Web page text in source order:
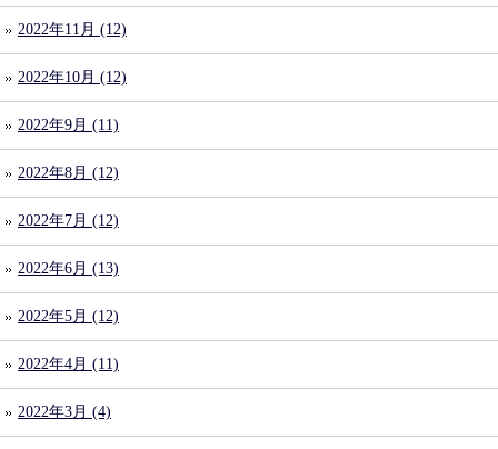
2022年11月 (12)
2022年10月 (12)
2022年9月 (11)
2022年8月 (12)
2022年7月 (12)
2022年6月 (13)
2022年5月 (12)
2022年4月 (11)
2022年3月 (4)